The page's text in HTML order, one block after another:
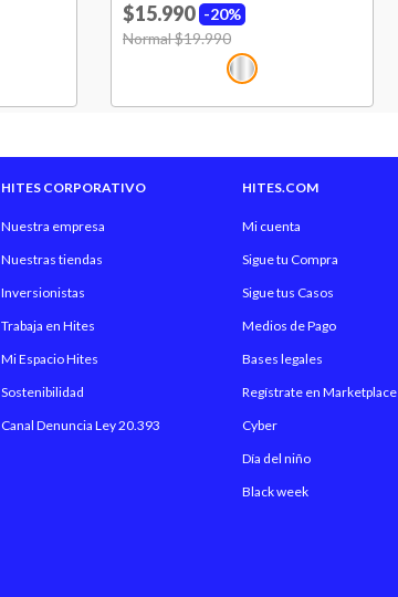
20%
$15.990
Price reduced from
Normal $19.990
HITES CORPORATIVO
Nuestra empresa
Nuestras tiendas
Inversionistas
Trabaja en Hites
Mi Espacio Hites
Sostenibilidad
Canal Denuncia Ley 20.393
HITES.COM
Mi cuenta
Sigue tu Compra
Sigue tus Casos
Medios de Pago
Bases legales
Regístrate en Marketplace
Cyber
Día del niño
Black week